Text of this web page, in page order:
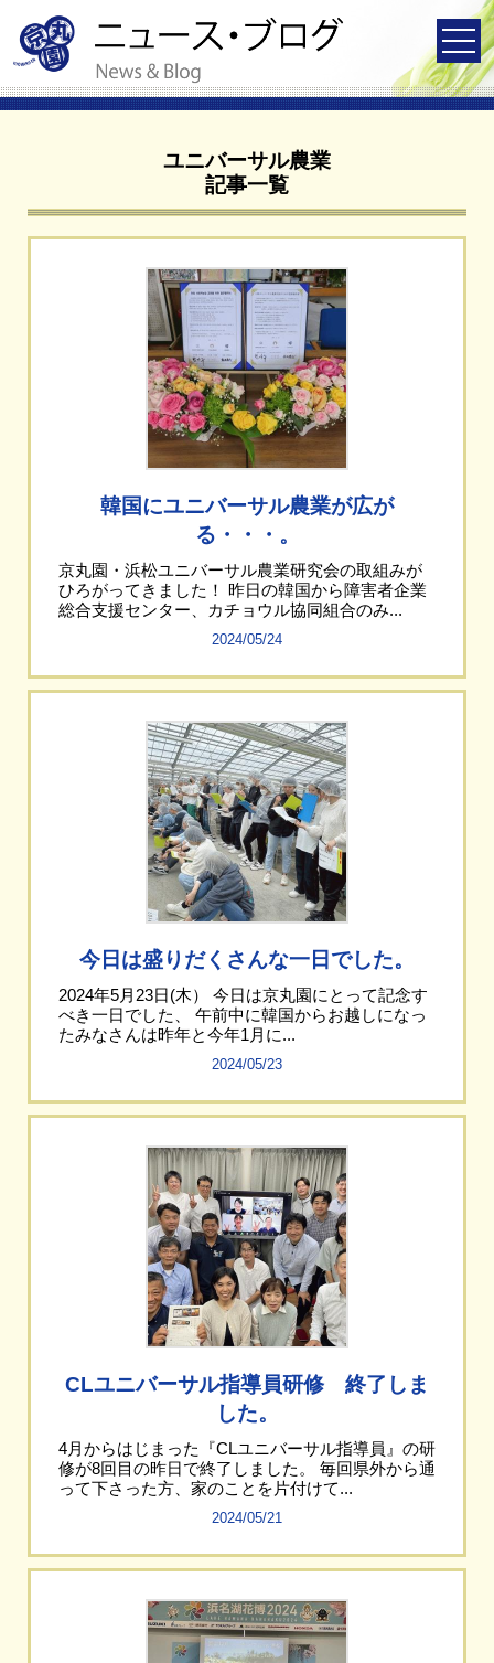
ユニバーサル農業
記事一覧
韓国にユニバーサル農業が広が
る・・・。
京丸園・浜松ユニバーサル農業研究会の取組みが
ひろがってきました！ 昨日の韓国から障害者企業
総合支援センター、カチョウル協同組合のみ...
2024/05/24
今日は盛りだくさんな一日でした。
2024年5月23日(木） 今日は京丸園にとって記念す
べき一日でした、 午前中に韓国からお越しになっ
たみなさんは昨年と今年1月に...
2024/05/23
CLユニバーサル指導員研修 終了しま
した。
4月からはじまった『CLユニバーサル指導員』の研
修が8回目の昨日で終了しました。 毎回県外から通
って下さった方、家のことを片付けて...
2024/05/21